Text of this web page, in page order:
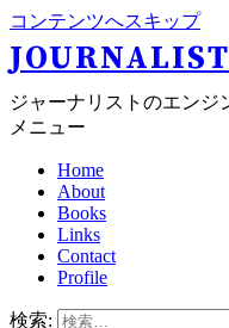
コンテンツへスキップ
ジャーナリストのエンジ
メニュー
Home
About
Books
Links
Contact
Profile
検索: